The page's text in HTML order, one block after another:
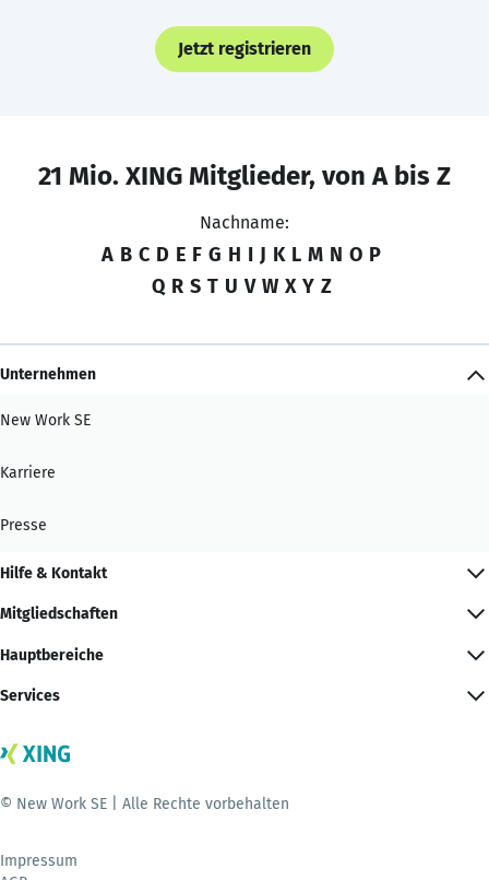
Jetzt registrieren
21 Mio. XING Mitglieder, von A bis Z
Nachname:
A B C D E F G H I J K L M N O P
Q R S T U V W X Y Z
Unternehmen
New Work SE
Karriere
Presse
Hilfe & Kontakt
Mitgliedschaften
Hauptbereiche
Services
© New Work SE | Alle Rechte vorbehalten
Impressum